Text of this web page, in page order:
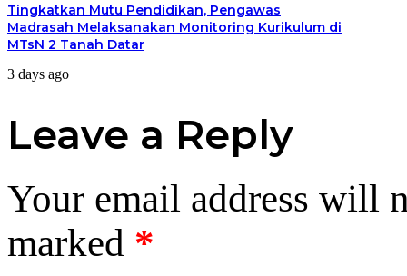
Tingkatkan Mutu Pendidikan, Pengawas
Madrasah Melaksanakan Monitoring Kurikulum di
MTsN 2 Tanah Datar
3 days ago
Leave a Reply
Your email address will
marked *